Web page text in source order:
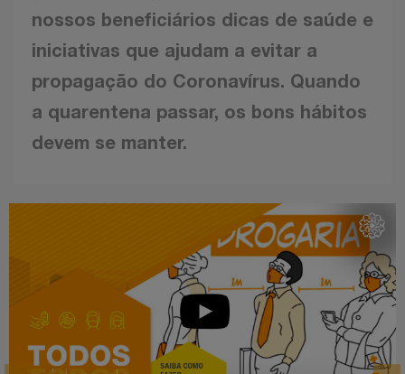
nossos beneficiários dicas de saúde e
iniciativas que ajudam a evitar a
propagação do Coronavírus. Quando
a quarentena passar, os bons hábitos
devem se manter.